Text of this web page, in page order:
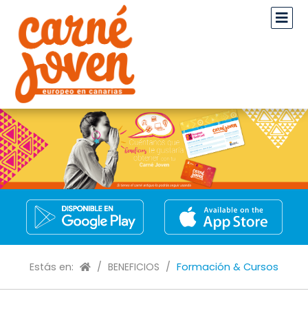
Estás en: / BENEFICIOS / Formación & Cursos